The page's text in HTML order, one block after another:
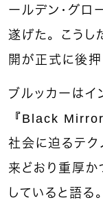
ールデン・グロ
遂げた。こうし
開が正式に後押
ブルッカーはイ
『Black
社会に迫るテ
来どおり重厚
していると語る